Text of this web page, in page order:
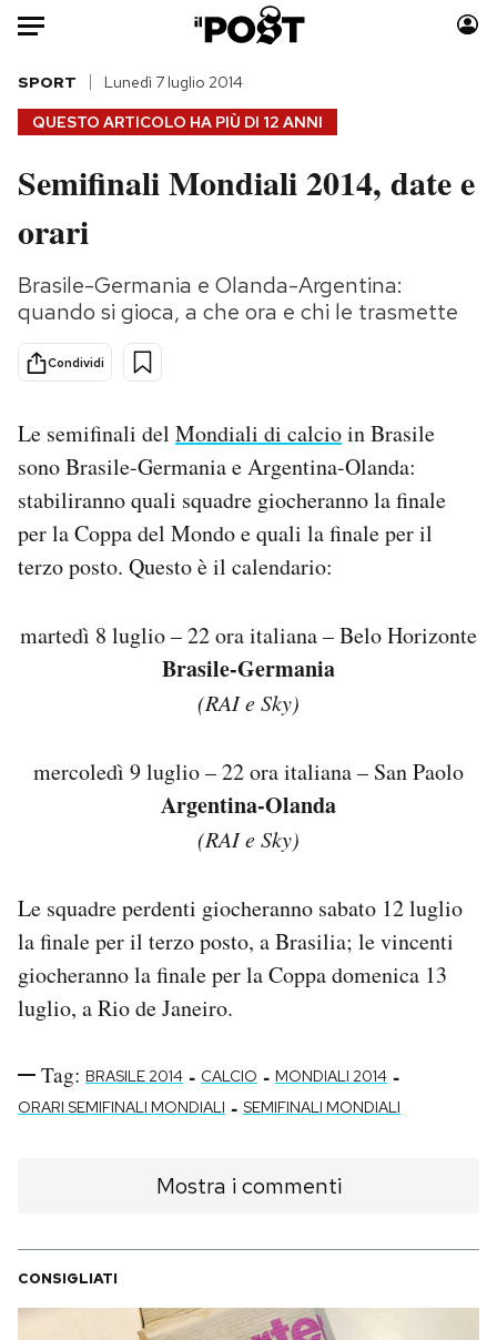
HOME
Italia
Politica
Tecnologia
Internet
Scienza
Cultura
Sport
Moda
Storie/Idee
Ok Boomer!
Mondiali calcio 2026
PODCAST
SHOP
AREA PERSONALE
Area Personale
Newsletter
Notifiche mobile
Hai bisogno di aiuto?
Esci
QUESTO ARTICOLO HA PIÙ DI 12 ANNI
SPORT Lunedì 7 luglio 2014
Semifinali Mondiali 2014, date e
orari
Brasile-Germania e Olanda-Argentina:
quando si gioca, a che ora e chi le trasmette
Condividi
Le semifinali del Mondiali di calcioin Brasile
sono Brasile-Germania e Argentina-Olanda:
stabiliranno quali squadre giocheranno la finale
per la Coppa del Mondo e quali la finale per il
terzo posto. Questo è il calendario:
martedì 8 luglio – 22 ora italiana – Belo Horizonte
Brasile-Germania
(RAI e Sky)
mercoledì 9 luglio – 22 ora italiana – San Paolo
Argentina-Olanda
(RAI e Sky)
Le squadre perdenti giocheranno sabato 12 luglio
la finale per il terzo posto, a Brasilia; le vincenti
giocheranno la finale per la Coppa domenica 13
luglio, a Rio de Janeiro.
Tag: BRASILE 2014 - CALCIO - MONDIALI 2014 -
ORARI SEMIFINALI MONDIALI - SEMIFINALI MONDIALI
Mostra i commenti
CONSIGLIATI